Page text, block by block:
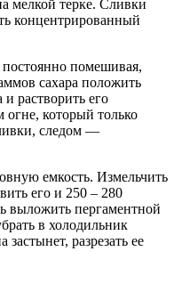
мелкой терке. Сливки
концентрированный
помешивая,
сахара положить
растворить его
который только
следом —
емкость. Измельчить
его и 250 – 280
выложить пергаментной
в холодильник
застынет, разрезать ее